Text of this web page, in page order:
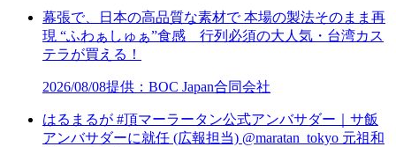
幕張で、日本の高品質な素材で 本場の製法そのまま再
現 “ふわぁしゅぁ”食感 行列必須の大人気・台湾カス
テラが買える！
2026/08/08提供：BOC Japan合同会社
はるまるが #頂マーラータン公式アンバサダー｜サ飯
アンバサダーに就任 (広報担当) @maratan_tokyo 元祖和